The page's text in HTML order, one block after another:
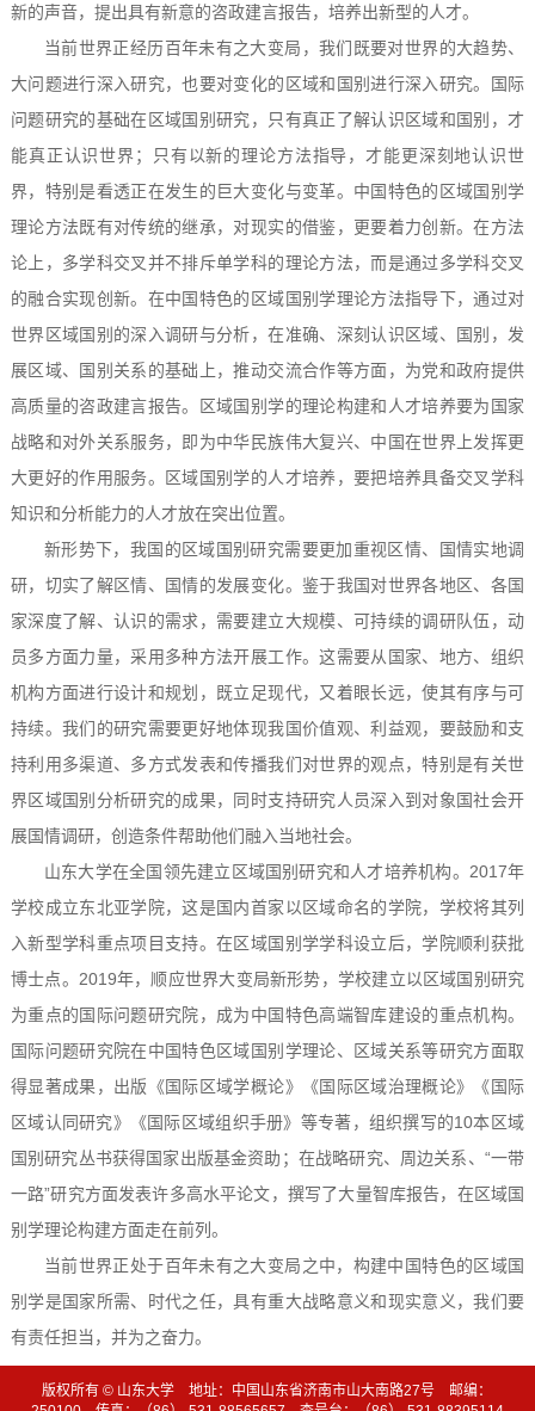
新的声音，提出具有新意的咨政建言报告，培养出新型的人才。
当前世界正经历百年未有之大变局，我们既要对世界的大趋势、
大问题进行深入研究，也要对变化的区域和国别进行深入研究。国际
问题研究的基础在区域国别研究，只有真正了解认识区域和国别，才
能真正认识世界；只有以新的理论方法指导，才能更深刻地认识世
界，特别是看透正在发生的巨大变化与变革。中国特色的区域国别学
理论方法既有对传统的继承，对现实的借鉴，更要着力创新。在方法
论上，多学科交叉并不排斥单学科的理论方法，而是通过多学科交叉
的融合实现创新。在中国特色的区域国别学理论方法指导下，通过对
世界区域国别的深入调研与分析，在准确、深刻认识区域、国别，发
展区域、国别关系的基础上，推动交流合作等方面，为党和政府提供
高质量的咨政建言报告。区域国别学的理论构建和人才培养要为国家
战略和对外关系服务，即为中华民族伟大复兴、中国在世界上发挥更
大更好的作用服务。区域国别学的人才培养，要把培养具备交叉学科
知识和分析能力的人才放在突出位置。
新形势下，我国的区域国别研究需要更加重视区情、国情实地调
研，切实了解区情、国情的发展变化。鉴于我国对世界各地区、各国
家深度了解、认识的需求，需要建立大规模、可持续的调研队伍，动
员多方面力量，采用多种方法开展工作。这需要从国家、地方、组织
机构方面进行设计和规划，既立足现代，又着眼长远，使其有序与可
持续。我们的研究需要更好地体现我国价值观、利益观，要鼓励和支
持利用多渠道、多方式发表和传播我们对世界的观点，特别是有关世
界区域国别分析研究的成果，同时支持研究人员深入到对象国社会开
展国情调研，创造条件帮助他们融入当地社会。
山东大学在全国领先建立区域国别研究和人才培养机构。2017年
学校成立东北亚学院，这是国内首家以区域命名的学院，学校将其列
入新型学科重点项目支持。在区域国别学学科设立后，学院顺利获批
博士点。2019年，顺应世界大变局新形势，学校建立以区域国别研究
为重点的国际问题研究院，成为中国特色高端智库建设的重点机构。
国际问题研究院在中国特色区域国别学理论、区域关系等研究方面取
得显著成果，出版《国际区域学概论》《国际区域治理概论》《国际
区域认同研究》《国际区域组织手册》等专著，组织撰写的10本区域
国别研究丛书获得国家出版基金资助；在战略研究、周边关系、“一带
一路”研究方面发表许多高水平论文，撰写了大量智库报告，在区域国
别学理论构建方面走在前列。
当前世界正处于百年未有之大变局之中，构建中国特色的区域国
别学是国家所需、时代之任，具有重大战略意义和现实意义，我们要
有责任担当，并为之奋力。
版权所有 © 山东大学 地址：中国山东省济南市山大南路27号 邮编：